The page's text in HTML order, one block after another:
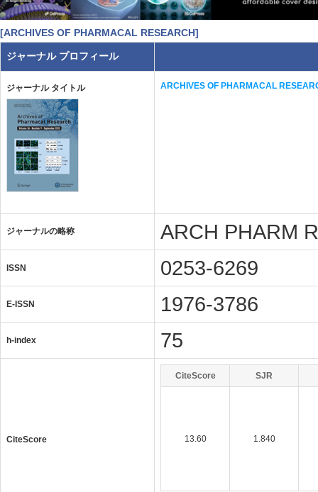
[ARCHIVES OF PHARMACAL RESEARCH]
ジャーナル プロフィール
ジャーナル タイトル ARCHIVES OF PHARMACAL
ジャーナルの略称 ARCH PHARM
ISSN 0253-6269
E-ISSN 1976-3786
h-index 75
CiteScore
CiteScore SJR
13.60 1.840